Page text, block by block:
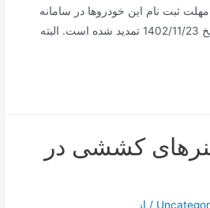
ثبت نام این خودروها در سامانه
یکپارچه تا امروز دوشنبه تاریخ 1402/11/23 تمدید شده است. البته
کششی در
/ از